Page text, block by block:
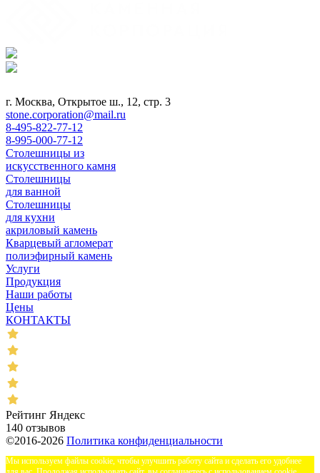
г. Москва, Открытое ш., 12, стр. 3
stone.corporation@mail.ru
8-495-822-77-12
8-995-000-77-12
Столешницы из
искусственного камня
Столешницы
для ванной
Столешницы
для кухни
акриловый камень
Кварцевый агломерат
полиэфирный камень
Услуги
Продукция
Наши работы
Цены
КОНТАКТЫ
Рейтинг Яндекс
140 отзывов
©2016-2026 Политика конфиденциальности
Мы используем файлы cookie, чтобы улучшить работу сайта и сделать его удобнее